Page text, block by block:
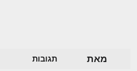
מאת תגובות